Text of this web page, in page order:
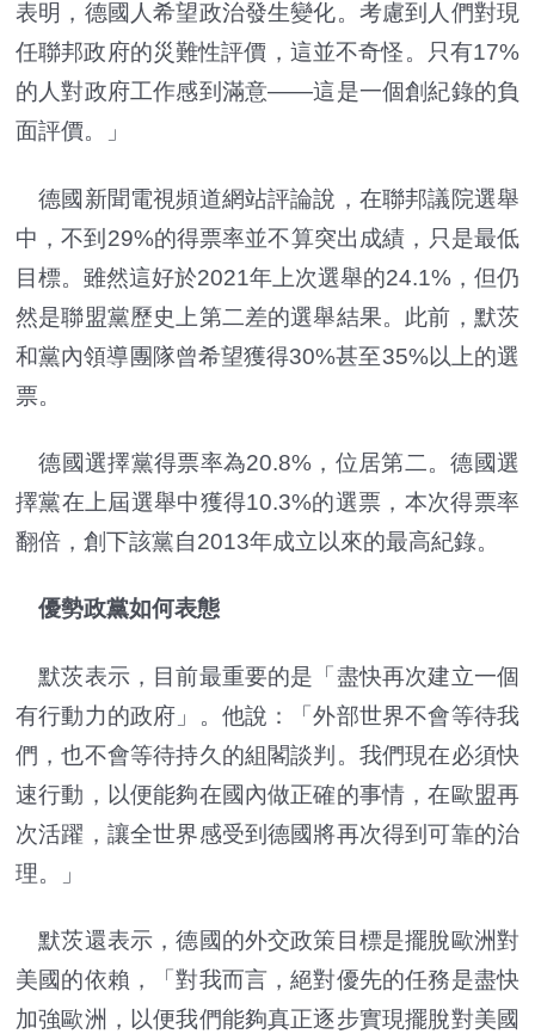
表明，德國人希望政治發生變化。考慮到人們對現
任聯邦政府的災難性評價，這並不奇怪。只有17%
的人對政府工作感到滿意——這是一個創紀錄的負
面評價。」
德國新聞電視頻道網站評論說，在聯邦議院選舉
中，不到29%的得票率並不算突出成績，只是最低
目標。雖然這好於2021年上次選舉的24.1%，但仍
然是聯盟黨歷史上第二差的選舉結果。此前，默茨
和黨內領導團隊曾希望獲得30%甚至35%以上的選
票。
德國選擇黨得票率為20.8%，位居第二。德國選
擇黨在上屆選舉中獲得10.3%的選票，本次得票率
翻倍，創下該黨自2013年成立以來的最高紀錄。
優勢政黨如何表態
默茨表示，目前最重要的是「盡快再次建立一個
有行動力的政府」。他說：「外部世界不會等待我
們，也不會等待持久的組閣談判。我們現在必須快
速行動，以便能夠在國內做正確的事情，在歐盟再
次活躍，讓全世界感受到德國將再次得到可靠的治
理。」
默茨還表示，德國的外交政策目標是擺脫歐洲對
美國的依賴，「對我而言，絕對優先的任務是盡快
加強歐洲，以便我們能夠真正逐步實現擺脫對美國